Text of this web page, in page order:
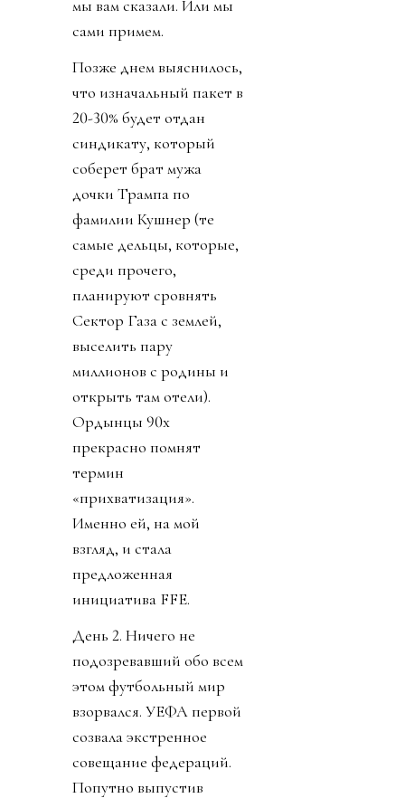
мы вам сказали. Или мы
сами примем.
Позже днем выяснилось,
что изначальный пакет в
20-30% будет отдан
синдикату, который
соберет брат мужа
дочки Трампа по
фамилии Кушнер (те
самые дельцы, которые,
среди прочего,
планируют сровнять
Сектор Газа с землей,
выселить пару
миллионов с родины и
открыть там отели).
Ордынцы 90х
прекрасно помнят
термин
«прихватизация».
Именно ей, на мой
взгляд, и стала
предложенная
инициатива FFE.
День 2. Ничего не
подозревавший обо всем
этом футбольный мир
взорвался. УЕФА первой
созвала экстренное
совещание федераций.
Попутно выпустив